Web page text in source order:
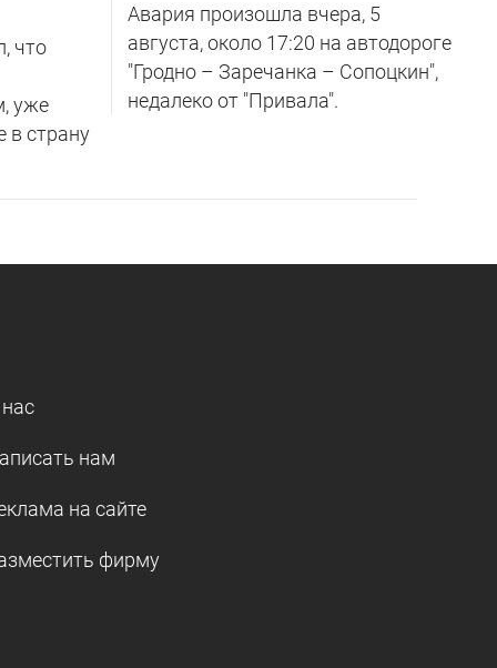
что
уже
в страну
Авария произошла вчера, 5
августа, около 17:20 на автодороге
"Гродно – Заречанка – Сопоцкин",
недалеко от "Привала".
нам
на сайте
фирму